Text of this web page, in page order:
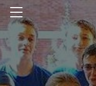
Panneau de gestion des